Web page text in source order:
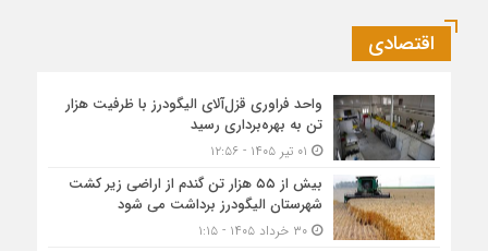
اقتصادی
واحد فراوری قزل‌آلای الیگودرز با ظرفیت هزار
تن به بهره‌برداری رسید
بیش از ۵۵ هزار تن گندم از اراضی زیر کشت
شهرستان الیگودرز برداشت می شود
۳۰ خرداد ۱۴۰۵ - ۱:۱۵